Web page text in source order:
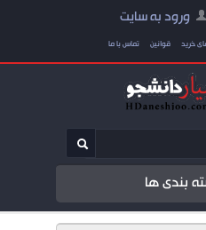
ورود به سایت
خرید قوانین تماس با ما
بندی ها